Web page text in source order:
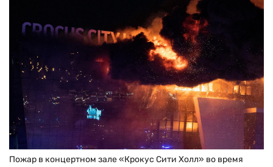
Пожар в концертном зале «Крокус Сити Холл» во время